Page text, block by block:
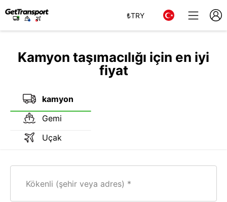
₺TRY
Kamyon taşımacılığı için en iyi
fiyat
kamyon
Gemi
Uçak
Kökenli (şehir veya adres)